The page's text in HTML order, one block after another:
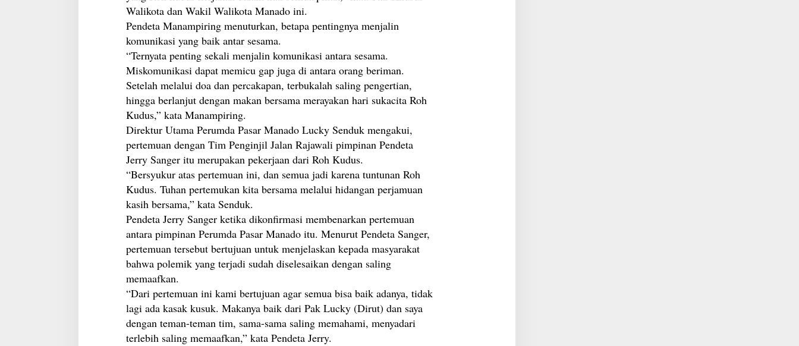
Walikota dan Wakil Walikota Manado ini.
Pendeta Manampiring menuturkan, betapa pentingnya menjalin
komunikasi yang baik antar sesama.
“Ternyata penting sekali menjalin komunikasi antara sesama.
Miskomunikasi dapat memicu gap juga di antara orang beriman.
Setelah melalui doa dan percakapan, terbukalah saling pengertian,
hingga berlanjut dengan makan bersama merayakan hari sukacita Roh
Kudus,” kata Manampiring.
Direktur Utama Perumda Pasar Manado Lucky Senduk mengakui,
pertemuan dengan Tim Penginjil Jalan Rajawali pimpinan Pendeta
Jerry Sanger itu merupakan pekerjaan dari Roh Kudus.
“Bersyukur atas pertemuan ini, dan semua jadi karena tuntunan Roh
Kudus. Tuhan pertemukan kita bersama melalui hidangan perjamuan
kasih bersama,” kata Senduk.
Pendeta Jerry Sanger ketika dikonfirmasi membenarkan pertemuan
antara pimpinan Perumda Pasar Manado itu. Menurut Pendeta Sanger,
pertemuan tersebut bertujuan untuk menjelaskan kepada masyarakat
bahwa polemik yang terjadi sudah diselesaikan dengan saling
memaafkan.
“Dari pertemuan ini kami bertujuan agar semua bisa baik adanya, tidak
lagi ada kasak kusuk. Makanya baik dari Pak Lucky (Dirut) dan saya
dengan teman-teman tim, sama-sama saling memahami, menyadari
terlebih saling memaafkan,” kata Pendeta Jerry.